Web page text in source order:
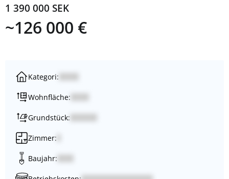
1 390 000 SEK
~126 000 €
Kategori:
Wohnfläche:
Grundstück:
Zimmer:
Baujahr: